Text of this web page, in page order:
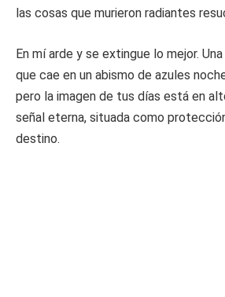
las cosas que murieron radiantes
En mí arde y se extingue lo mejor.
que cae en un abismo de azules
pero la imagen de tus días está en
señal eterna, situada como
destino.